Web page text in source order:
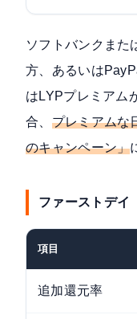
ソフトバンクまた
方、あるいは
はLYPプレミアム
合、 プレミアムな
のキャンペーン」
ファーストデイ
項目
追加還元率